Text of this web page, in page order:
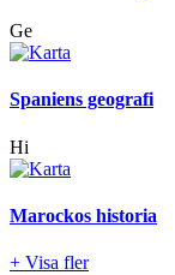
Ge
Spaniens geografi
Hi
Marockos historia
+ Visa fler